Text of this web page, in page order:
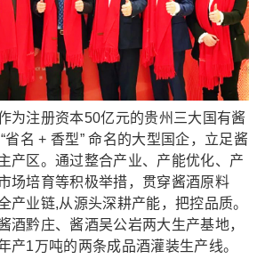
注册资本50亿元的贵州三大国有酱
省名 + 香型” 命名的大型国企，立足酱
产区。通过整合产业、产能优化、产
场培育等积极举措，贯穿酱酒原料
产业链,从源头深耕产能，把控品质。
酒黔庄、酱酒吴公岩两大生产基地，
产1万吨的两条成品酒灌装生产线。